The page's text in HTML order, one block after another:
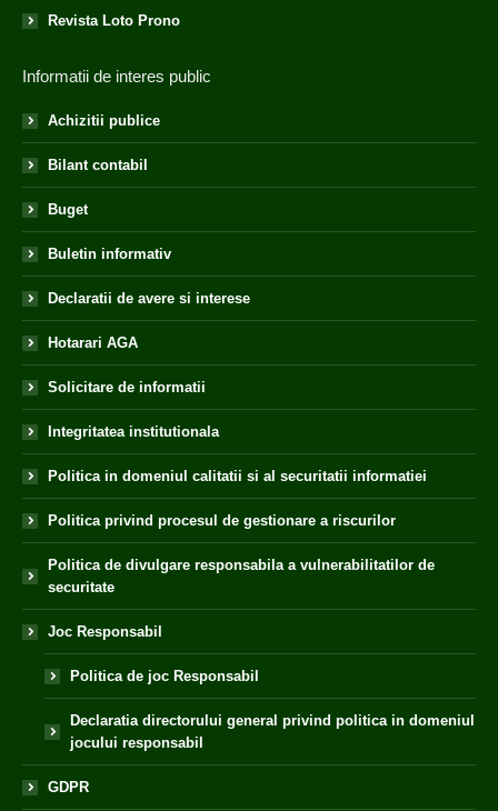
Revista Loto Prono
Informatii de interes public
Achizitii publice
Bilant contabil
Buget
Buletin informativ
Declaratii de avere si interese
Hotarari AGA
Solicitare de informatii
Integritatea institutionala
Politica in domeniul calitatii si al securitatii informatiei
Politica privind procesul de gestionare a riscurilor
Politica de divulgare responsabila a vulnerabilitatilor de
securitate
Joc Responsabil
Politica de joc Responsabil
Declaratia directorului general privind politica in domeniul
jocului responsabil
GDPR